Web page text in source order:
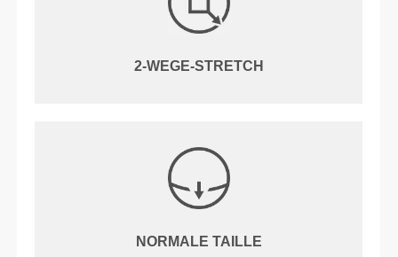
2-WEGE-STRETCH
NORMALE TAILLE